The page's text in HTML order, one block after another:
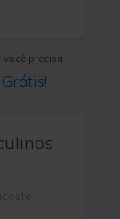
você precisa